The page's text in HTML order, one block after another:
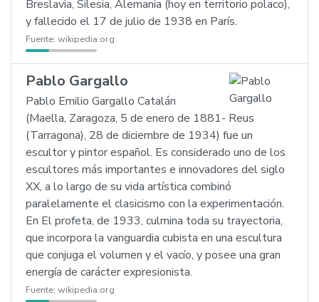
Breslavia, Silesia, Alemania (hoy en territorio polaco),
y fallecido el 17 de julio de 1938 en París.
Fuente: wikipedia.org
Pablo Gargallo
Pablo Emilio Gargallo Catalán
(Maella, Zaragoza, 5 de enero de 1881- Reus
(Tarragona), 28 de diciembre de 1934) fue un
escultor y pintor español. Es considerado uno de los
escultores más importantes e innovadores del siglo
XX, a lo largo de su vida artística combinó
paralelamente el clasicismo con la experimentación.
En El profeta, de 1933, culmina toda su trayectoria,
que incorpora la vanguardia cubista en una escultura
que conjuga el volumen y el vacío, y posee una gran
energía de carácter expresionista.
Fuente: wikipedia.org